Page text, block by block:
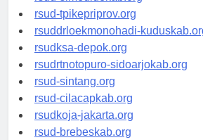
rsud-simeuluekab.org
rsud-tpikepriprov.org
rsuddrloekmonohadi-kuduskab.org
rsudksa-depok.org
rsudrtnotopuro-sidoarjokab.org
rsud-sintang.org
rsud-cilacapkab.org
rsudkoja-jakarta.org